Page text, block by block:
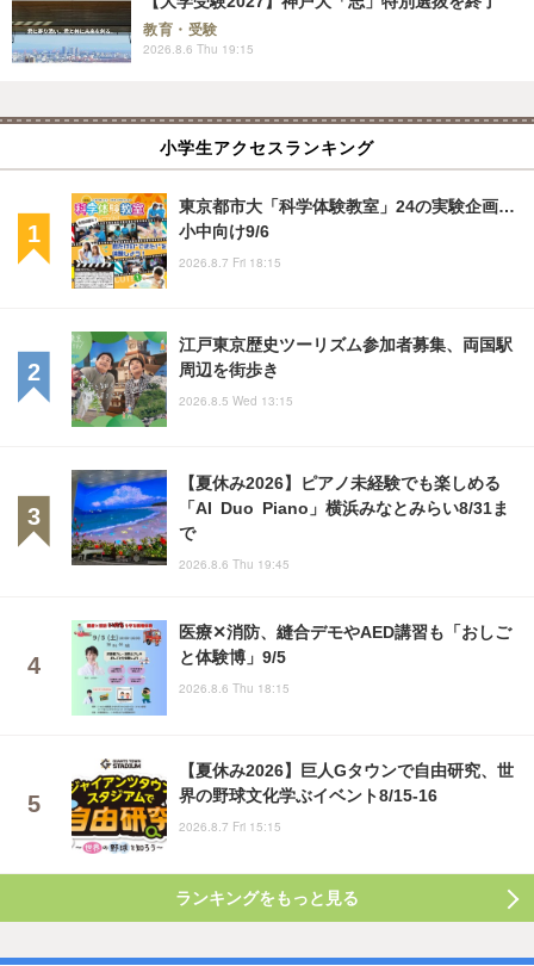
教育・受験
2026.8.6 Thu 19:15
小学生アクセスランキング
東京都市大「科学体験教室」24の実験企画…
小中向け9/6
2026.8.7 Fri 18:15
江戸東京歴史ツーリズム参加者募集、両国駅
周辺を街歩き
2026.8.5 Wed 13:15
【夏休み2026】ピアノ未経験でも楽しめる
「AI Duo Piano」横浜みなとみらい8/31ま
で
2026.8.6 Thu 19:45
医療✕消防、縫合デモやAED講習も「おしご
と体験博」9/5
2026.8.6 Thu 18:15
【夏休み2026】巨人Gタウンで自由研究、世
界の野球文化学ぶイベント8/15-16
2026.8.7 Fri 15:15
ランキングをもっと見る